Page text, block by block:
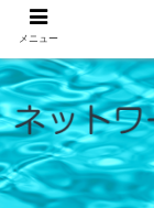
メニュー